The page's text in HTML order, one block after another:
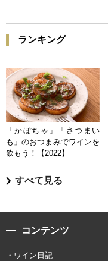
ランキング
「かぼちゃ」「さつまい
も」のおつまみでワインを
飲もう！【2022】
すべて見る
コンテンツ
ワイン日記